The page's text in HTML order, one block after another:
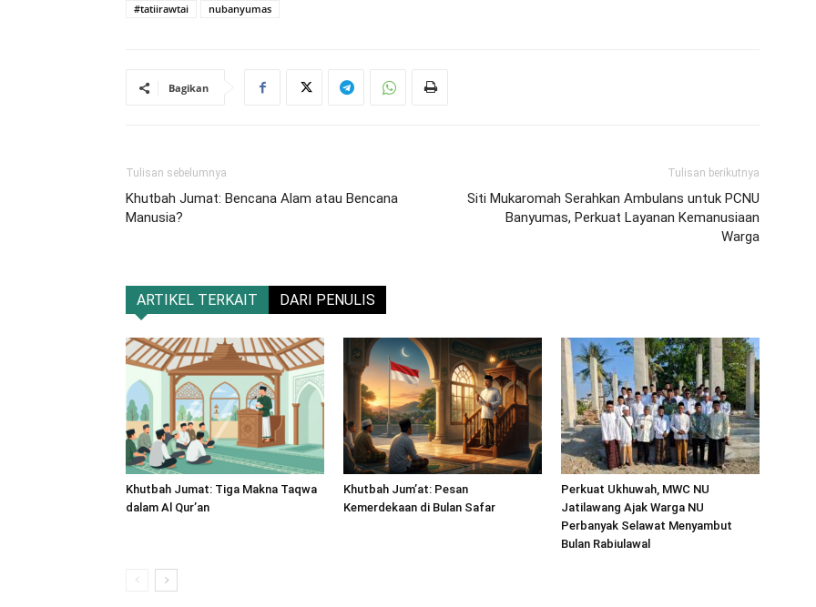
#tatiirawtai
nubanyumas
Bagikan
Tulisan sebelumnya
Khutbah Jumat: Bencana Alam atau Bencana
Manusia?
Tulisan berikutnya
Siti Mukaromah Serahkan Ambulans untuk PCNU
Banyumas, Perkuat Layanan Kemanusiaan
Warga
ARTIKEL TERKAIT DARI PENULIS
Khutbah Jumat: Tiga Makna Taqwa
dalam Al Qur’an
Khutbah Jum’at: Pesan
Kemerdekaan di Bulan Safar
Perkuat Ukhuwah, MWC NU
Jatilawang Ajak Warga NU
Perbanyak Selawat Menyambut
Bulan Rabiulawal